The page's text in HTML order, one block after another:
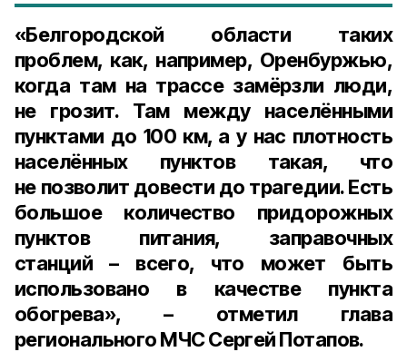
«Белгородской области таких
проблем, как, например, Оренбуржью,
когда там на трассе замёрзли люди,
не грозит. Там между населёнными
пунктами до 100 км, а у нас плотность
населённых пунктов такая, что
не позволит довести до трагедии. Есть
большое количество придорожных
пунктов питания, заправочных
станций – всего, что может быть
использовано в качестве пункта
обогрева», – отметил глава
регионального МЧС Сергей Потапов.